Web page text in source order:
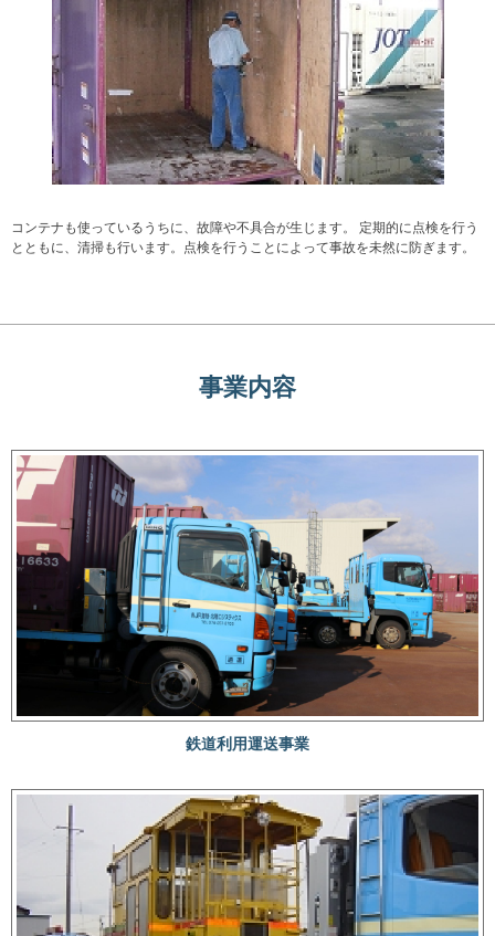
コンテナも使っているうちに、故障や不具合が生じます。 定期的に点検を行う
とともに、清掃も行います。点検を行うことによって事故を未然に防ぎます。
事業内容
鉄道利用運送事業